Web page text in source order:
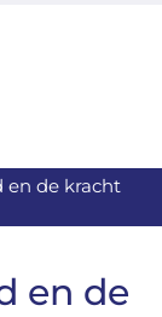
en de kracht
en de